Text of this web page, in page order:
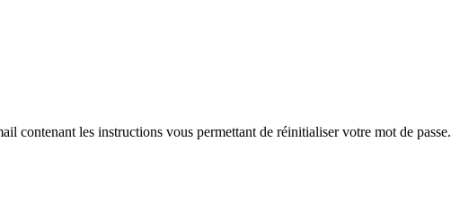
contenant les instructions vous permettant de réinitialiser votre mot de passe.